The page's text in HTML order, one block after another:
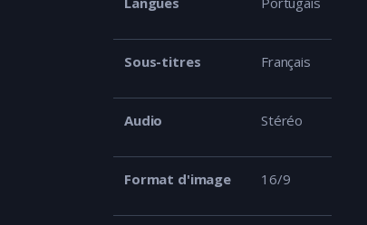
Sous-titres Français
Audio Stéréo
Format d'image 16/9